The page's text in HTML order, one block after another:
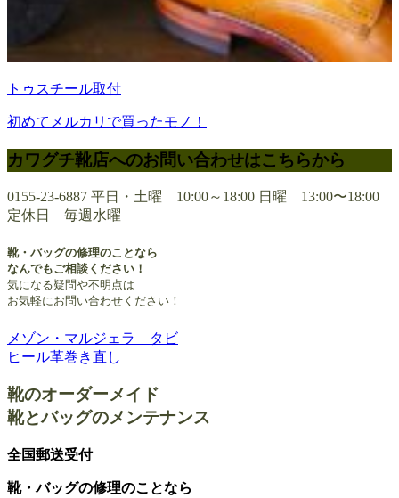
トゥスチール取付
初めてメルカリで買ったモノ！
カワグチ靴店へのお問い合わせはこちらから
0155-23-6887 平日・土曜 10:00～18:00 日曜 13:00〜18:00
定休日 毎週水曜
靴・バッグの修理のことなら
なんでもご相談ください！
気になる疑問や不明点は
お気軽にお問い合わせください！
投
稿
ナ
ビ
ゲ
ー
メゾン・マルジェラ タビ
ヒール革巻き直し
靴のオーダーメイド
靴とバッグのメンテナンス
全国郵送受付
靴・バッグの修理のことなら